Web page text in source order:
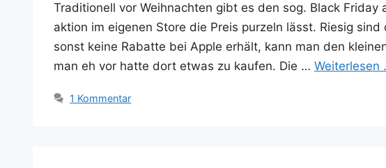
Tra­di­tio­nell vor Weih­nach­ten gibt es den sog. Black
ak­ti­on im eige­nen Store die Preis pur­zeln lässt. Rie­sig
sonst kei­ne Rabat­te bei Apple erhält, kann man den
man eh vor hat­te dort etwas zu kau­fen. Die … Wei­ter­le­sen
1 Kommentar